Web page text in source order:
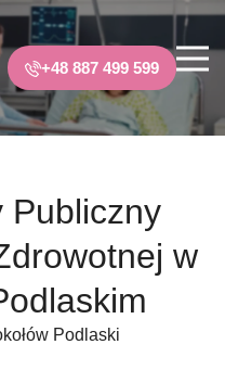
+48 887 499 599
Publiczny
w
Podlaski